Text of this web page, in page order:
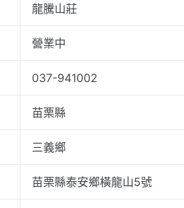
龍騰山莊
營業中
037-941002
苗栗縣
三義鄉
苗栗縣泰安鄉橫龍山5號